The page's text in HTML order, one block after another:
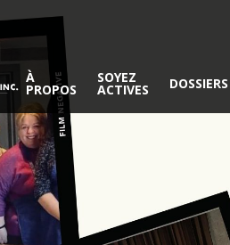
À
PROPOS
SOYEZ
ACTIVES DOSSIERS